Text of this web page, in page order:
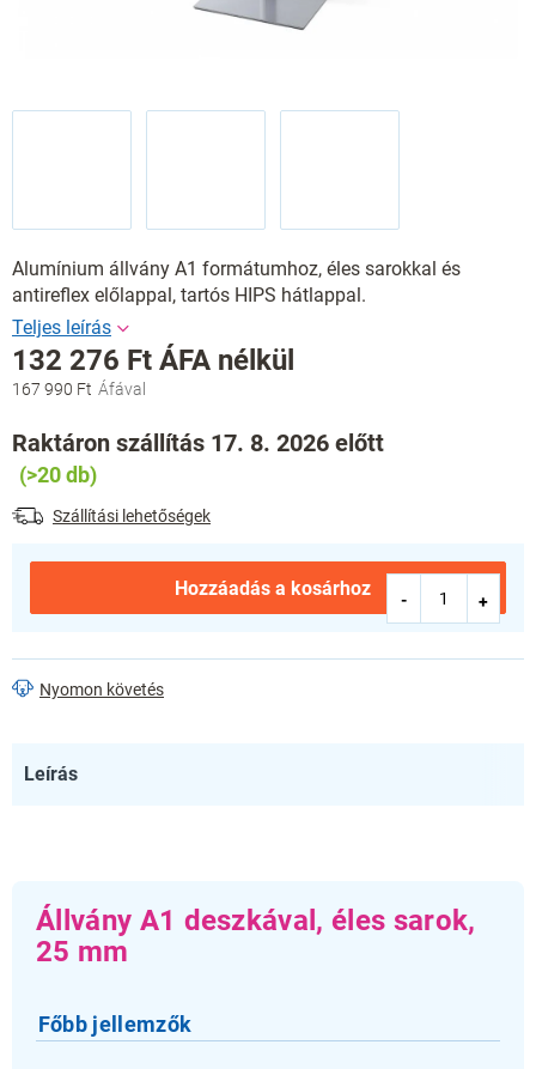
Alumínium állvány A1 formátumhoz, éles sarokkal és
antireflex előlappal, tartós HIPS hátlappal.
167 990 Ft
132 276 Ft ÁFA nélkül
Egységár:
Raktáron szállítás 17. 8. 2026 előtt
(>20 db)
Szállítási lehetőségek
Hozzáadás a kosárhoz
Nyomon követés
Leírás
Állvány A1 deszkával, éles sarok,
25 mm
Főbb jellemzők